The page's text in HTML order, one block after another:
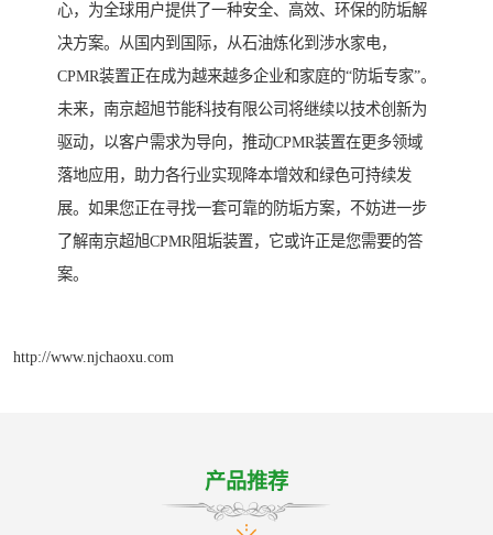
心，为全球用户提供了一种安全、高效、环保的防垢解
决方案。从国内到国际，从石油炼化到涉水家电，
CPMR装置正在成为越来越多企业和家庭的“防垢专家”。
未来，南京超旭节能科技有限公司将继续以技术创新为
驱动，以客户需求为导向，推动CPMR装置在更多领域
落地应用，助力各行业实现降本增效和绿色可持续发
展。如果您正在寻找一套可靠的防垢方案，不妨进一步
了解南京超旭CPMR阻垢装置，它或许正是您需要的答
案。
http://www.njchaoxu.com
产品推荐